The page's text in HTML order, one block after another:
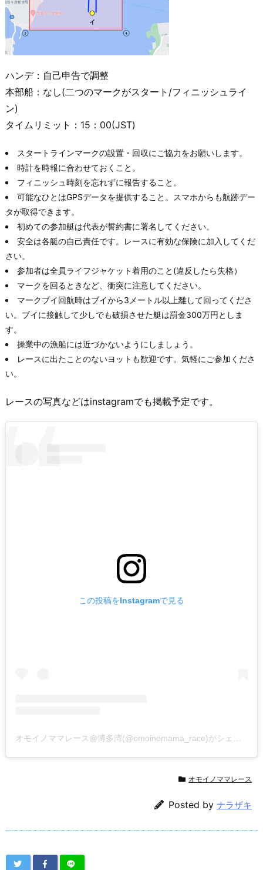
ハンデ：自己申告で調整
本部船：なし(二つのマークがスタート/フィニッシュライ
ン)
タイムリミット：15：00(JST)
スタートラインマークの設置・回収にご協力をお願いします。
時計を時報に合わせておくこと。
フィニッシュ時刻を忘れずに報告すること。
可能なひとはGPSデータを提供すること。スマホからも航跡デー
タが取得できます。
初めての参加艇は代表が誓約書に署名してください。
安全は各艇の自己責任です。レースに有効な保険に加入してくだ
さい。
参加者は全員ライフジャケット着用のこと(違反したら失格）
マークを回るときなど、衝突に注意してください。
マークブイ回航時はブイから3メートル以上離して回ってくださ
い。ブイに接触して少しでも破損させた艇は罰金300万円としま
す。
操業中の漁船には近づかないようにしましょう。
レースに出たことのないヨットも歓迎です。気軽にご参加くださ
い。
レースの写真などはinstagramでも掲載予定です。
この投稿をInstagramで見る
オモイノママレース
Posted by ナラザキ